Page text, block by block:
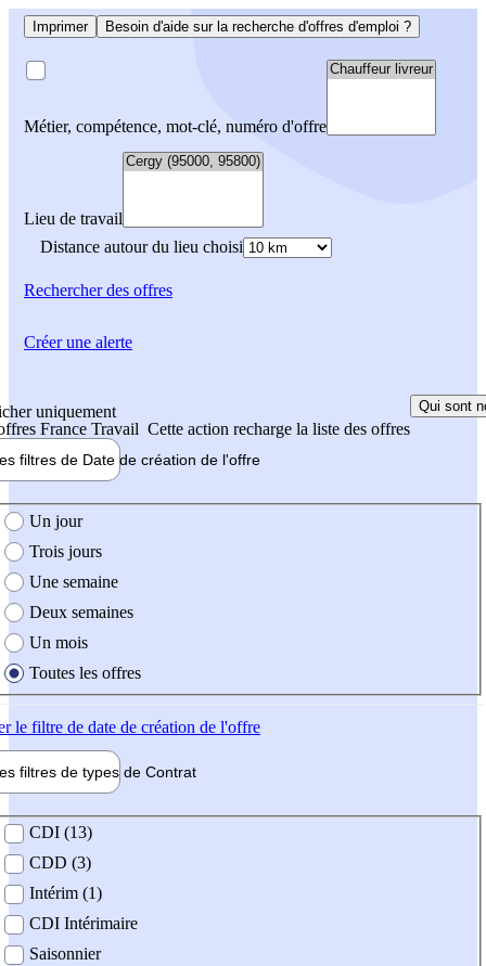
Imprimer Besoin d'aide sur la recherche d'offres d'emploi ?
Métier, compétence, mot-clé, numéro d'offre
Lieu de travail
Distance autour du lieu choisi
Rechercherdes offres
uniquement
France Travail Cette action recharge la liste des offres
Qui sont
filtres de Date de création de l'offre
création de l'offre
Un jour
Trois jours
Une semaine
Deux semaines
Un mois
Toutes les offres
le filtre de date de création de l'offre
filtres de types de Contrat
contrat
CDI (13)
CDD (3)
Intérim (1)
CDI Intérimaire
Saisonnier
Créer une alerte